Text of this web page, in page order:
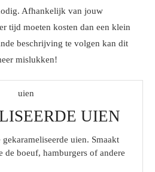
Afhankelijk van jouw
tijd moeten kosten dan een klein
beschrijving te volgen kan dit
mislukken!
UIEN
uien. Smaakt
de boeuf, hamburgers of andere